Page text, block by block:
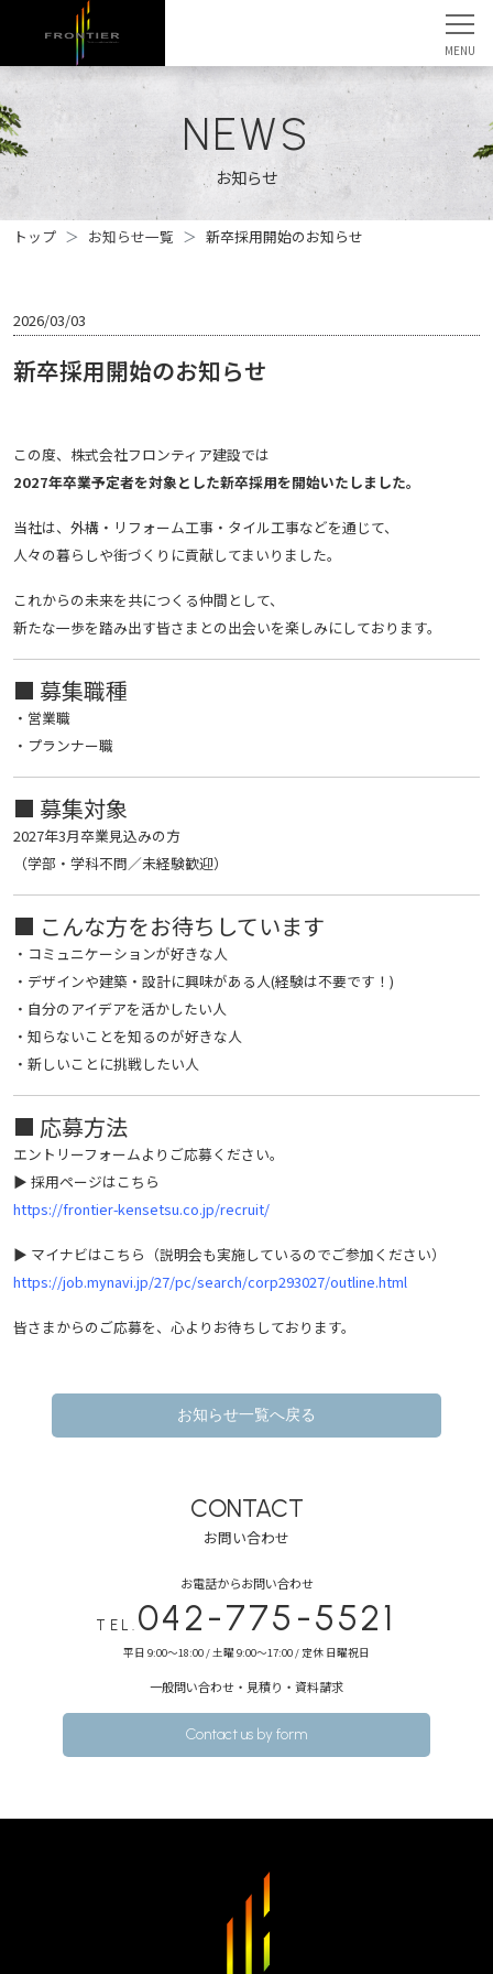
NEWS
お知らせ
トップ お知らせ一覧 新卒採用開始のお知らせ
2026/03/03
新卒採用開始のお知らせ
この度、株式会社フロンティア建設では
2027年卒業予定者を対象とした新卒採用を開始いたしました。
当社は、外構・リフォーム工事・タイル工事などを通じて、
人々の暮らしや街づくりに貢献してまいりました。
これからの未来を共につくる仲間として、
新たな一歩を踏み出す皆さまとの出会いを楽しみにしております。
■ 募集職種
・営業職
・プランナー職
■ 募集対象
2027年3月卒業見込みの方
（学部・学科不問／未経験歓迎）
■ こんな方をお待ちしています
・コミュニケーションが好きな人
・デザインや建築・設計に興味がある人(経験は不要です！)
・自分のアイデアを活かしたい人
・知らないことを知るのが好きな人
・新しいことに挑戦したい人
■ 応募方法
エントリーフォームよりご応募ください。
▶︎ 採用ページはこちら
https://frontier-kensetsu.co.jp/recruit/
▶︎ マイナビはこちら（説明会も実施しているのでご参加ください）
https://job.mynavi.jp/27/pc/search/corp293027/outline.html
皆さまからのご応募を、心よりお待ちしております。
お知らせ一覧へ戻る
CONTACT
お問い合わせ
お電話からお問い合わせ
TEL. 042-775-5521
平日 9:00～18:00 / 土曜 9:00～17:00 / 定休 日曜祝日
⼀般問い合わせ・⾒積り・資料請求
Contact us by form